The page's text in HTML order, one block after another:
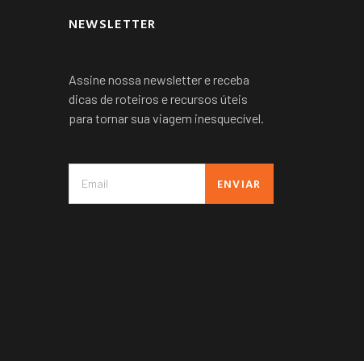
NEWSLETTER
Assine nossa newsletter e receba
dicas de roteiros e recursos úteis
para tornar sua viagem inesquecível.
ENVIAR